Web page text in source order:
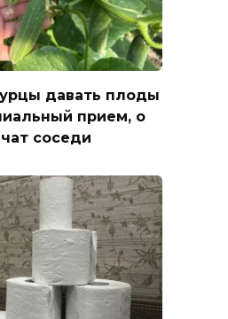
давать плоды
прием, о
соседи